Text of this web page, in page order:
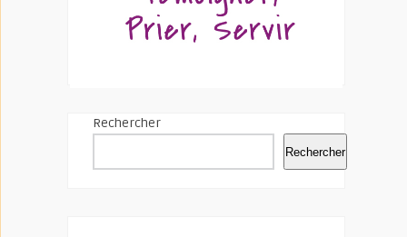
Rechercher
Rechercher